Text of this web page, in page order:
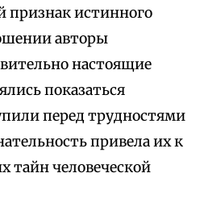
признак истинного
авторы
настоящие
показаться
перед трудностями
привела их к
тайн человеческой